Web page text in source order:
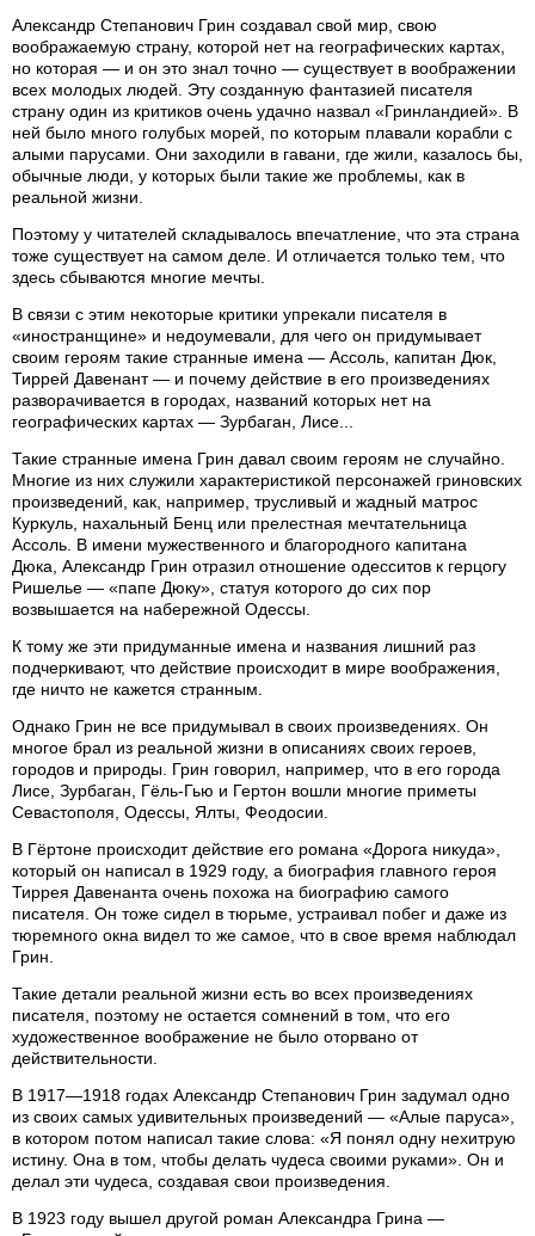
Александр Степанович Грин создавал свой мир, свою
воображаемую страну, которой нет на географических картах,
но которая — и он это знал точно — существует в воображении
всех молодых людей. Эту созданную фантазией писателя
страну один из критиков очень удачно назвал «Гринландией». В
ней было много голубых морей, по которым плавали корабли с
алыми парусами. Они заходили в гавани, где жили, казалось бы,
обычные люди, у которых были такие же проблемы, как в
реальной жизни.
Поэтому у читателей складывалось впечатление, что эта страна
тоже существует на самом деле. И отличается только тем, что
здесь сбываются многие мечты.
В связи с этим некоторые критики упрекали писателя в
«иностранщине» и недоумевали, для чего он придумывает
своим героям такие странные имена — Ассоль, капитан Дюк,
Тиррей Давенант — и почему действие в его произведениях
разворачивается в городах, названий которых нет на
географических картах — Зурбаган, Лисе...
Такие странные имена Грин давал своим героям не случайно.
Многие из них служили характеристикой персонажей гриновских
произведений, как, например, трусливый и жадный матрос
Куркуль, нахальный Бенц или прелестная мечтательница
Ассоль. В имени мужественного и благородного капитана
Дюка, Александр Грин отразил отношение одесситов к герцогу
Ришелье — «папе Дюку», статуя которого до сих пор
возвышается на набережной Одессы.
К тому же эти придуманные имена и названия лишний раз
подчеркивают, что действие происходит в мире воображения,
где ничто не кажется странным.
Однако Грин не все придумывал в своих произведениях. Он
многое брал из реальной жизни в описаниях своих героев,
городов и природы. Грин говорил, например, что в его города
Лисе, Зурбаган, Гёль-Гью и Гертон вошли многие приметы
Севастополя, Одессы, Ялты, Феодосии.
В Гёртоне происходит действие его романа «Дорога никуда»,
который он написал в 1929 году, а биография главного героя
Тиррея Давенанта очень похожа на биографию самого
писателя. Он тоже сидел в тюрьме, устраивал побег и даже из
тюремного окна видел то же самое, что в свое время наблюдал
Грин.
Такие детали реальной жизни есть во всех произведениях
писателя, поэтому не остается сомнений в том, что его
художественное воображение не было оторвано от
действительности.
В 1917—1918 годах Александр Степанович Грин задумал одно
из своих самых удивительных произведений — «Алые паруса»,
в котором потом написал такие слова: «Я понял одну нехитрую
истину. Она в том, чтобы делать чудеса своими руками». Он и
делал эти чудеса, создавая свои произведения.
В 1923 году вышел другой роман Александра Грина —